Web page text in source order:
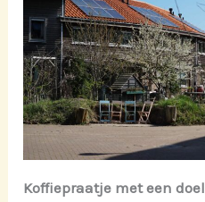
Koffiepraatje met een doel